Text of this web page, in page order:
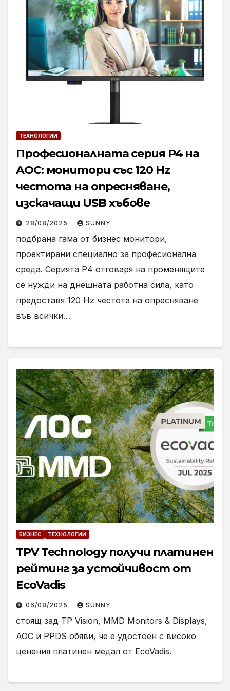
ТЕХНОЛОГИИ
Професионалната серия P4 на
AOC: монитори със 120 Hz
честота на опресняване,
изскачащи USB хъбове
28/08/2025 SUNNY
подбрана гама от бизнес монитори,
проектирани специално за професионална
среда. Серията P4 отговаря на променящите
се нужди на днешната работна сила, като
предоставя 120 Hz честота на опресняване
във всички…
БИЗНЕС ТЕХНОЛОГИИ
TPV Technology получи платинен
рейтинг за устойчивост от
EcoVadis
06/08/2025 SUNNY
стоящ зад TP Vision, MMD Monitors & Displays,
AOC и PPDS обяви, че е удостоен с високо
ценения платинен медал от EcoVadis.